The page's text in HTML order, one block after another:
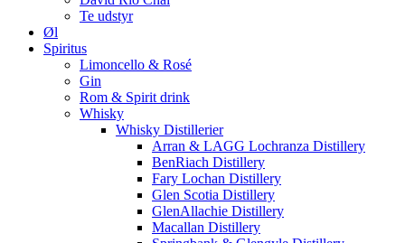
Te udstyr
Øl
Spiritus
Limoncello & Rosé
Gin
Rom & Spirit drink
Whisky
Whisky Distillerier
Arran & LAGG Lochranza Distillery
BenRiach Distillery
Fary Lochan Distillery
Glen Scotia Distillery
GlenAllachie Distillery
Macallan Distillery